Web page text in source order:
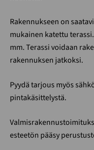
Rakennukseen on
mukainen katettu
mm. Terassi voidaan
rakennuksen jatkoksi.
Pyydä tarjous myös
pintakäsittelystä.
esteetön pääsy